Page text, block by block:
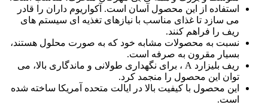
استفاده از این محصول آسان است. آکواریوم داران را قادر
می سازد تا غذای مناسب با نیازهای تغذیه ای سیستم های
ریف را فراهم کنند.
نسبت به محصولات مشابه خود که به صورت محلول هستند،
بسیار مقرون به صرفه است.
ریف بلیزارد A ، برای نگهداری طولانی و ماندگاری بالا، می
توان این محصول را منجمد کرد.
این محصول با کیفیت بالا در ایالت متحده آمریکا ساخته شده
است.